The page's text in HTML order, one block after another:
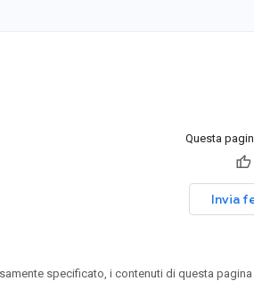
Questa
Invia
specificato, i contenuti di questa